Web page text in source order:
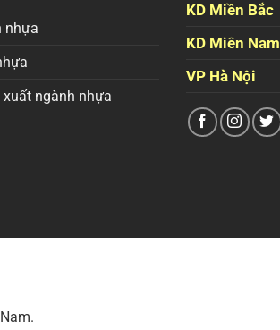
nhựa
ngành nhựa
KD Miền Bắc
KD Miên Nam
VP Hà Nội